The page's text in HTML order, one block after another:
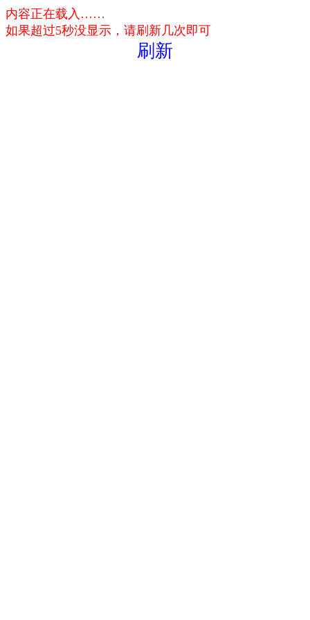
内容正在载入……
如果超过5秒没显示，请刷新几次即可
刷新